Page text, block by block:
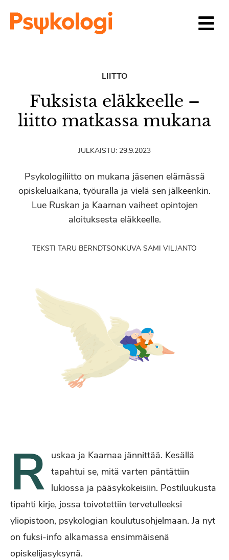
LIITTO
Fuksista eläkkeelle –
liitto matkassa mukana
JULKAISTU: 29.9.2023
Psykologiliitto on mukana jäsenen elämässä
opiskeluaikana, työuralla ja vielä sen jälkeenkin.
Lue Ruskan ja Kaarnan vaiheet opintojen
aloituksesta eläkkeelle.
TEKSTI TARU BERNDTSONKUVA SAMI VILJANTO
R uskaa ja Kaarnaa jännittää. Kesällä
tapahtui se, mitä varten päntättiin
lukiossa ja pääsykokeisiin. Postiluukusta
tipahti kirje, jossa toivotettiin tervetulleeksi
yliopistoon, psykologian koulutusohjelmaan. Ja nyt
on fuksi-info alkamassa ensimmäisenä
opiskelijasyksynä.